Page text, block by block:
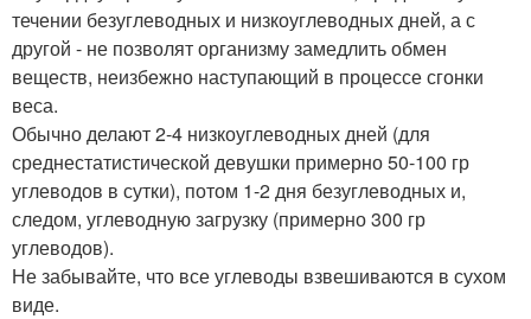
течении безуглеводных и низкоуглеводных дней, а с
другой - не позволят организму замедлить обмен
веществ, неизбежно наступающий в процессе сгонки
веса.
Обычно делают 2-4 низкоуглеводных дней (для
среднестатистической девушки примерно 50-100 гр
углеводов в сутки), потом 1-2 дня безуглеводных и,
следом, углеводную загрузку (примерно 300 гр
углеводов).
Не забывайте, что все углеводы взвешиваются в сухом
виде.